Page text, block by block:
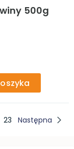
500g
23 Następna